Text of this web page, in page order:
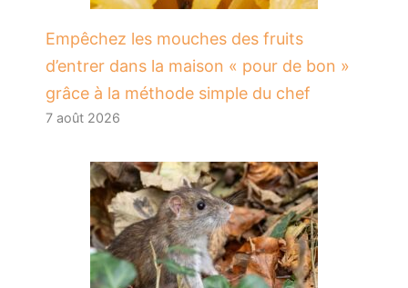
​Empêchez les mouches des fruits
d’entrer dans la maison « pour de bon »
grâce à la méthode simple du chef
7 août 2026